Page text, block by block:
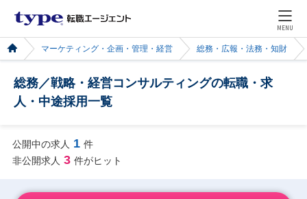
MENU
マーケティング・企画・管理・経営 総務・広報・法務・知財
総務／戦略・経営コンサルティングの転職・求
人・中途採用一覧
公開中の求人 1 件
非公開求人 3 件がヒット